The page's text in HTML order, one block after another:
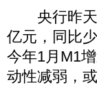
央行昨天
亿元，同比
今年1月M1
动性减弱，